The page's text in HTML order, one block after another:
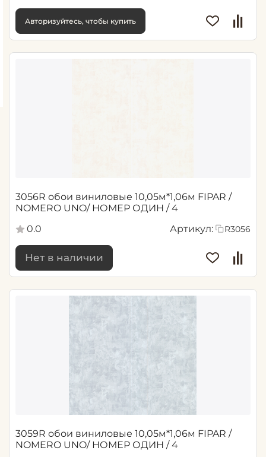
Авторизуйтесь, чтобы купить
3056R обои виниловые 10,05м*1,06м FIPAR /
NOMERO UNO/ НОМЕР ОДИН / 4
0.0
Артикул: R3056
Нет в наличии
3059R обои виниловые 10,05м*1,06м FIPAR /
NOMERO UNO/ НОМЕР ОДИН / 4